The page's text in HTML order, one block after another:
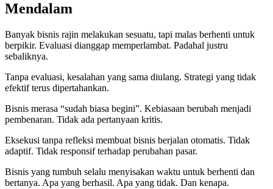
Mendalam
Banyak bisnis rajin melakukan sesuatu, tapi malas berhenti untuk
berpikir. Evaluasi dianggap memperlambat. Padahal justru
sebaliknya.
Tanpa evaluasi, kesalahan yang sama diulang. Strategi yang tidak
efektif terus dipertahankan.
Bisnis merasa “sudah biasa begini”. Kebiasaan berubah menjadi
pembenaran. Tidak ada pertanyaan kritis.
Eksekusi tanpa refleksi membuat bisnis berjalan otomatis. Tidak
adaptif. Tidak responsif terhadap perubahan pasar.
Bisnis yang tumbuh selalu menyisakan waktu untuk berhenti dan
bertanya. Apa yang berhasil. Apa yang tidak. Dan kenapa.